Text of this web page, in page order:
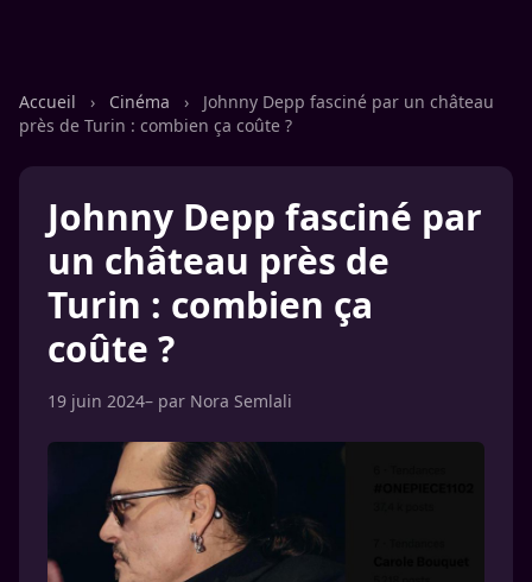
Accueil › Cinéma ›
Johnny Depp fasciné par un château
près de Turin : combien ça coûte ?
Johnny Depp fasciné par
un château près de
Turin : combien ça
coûte ?
19 juin 2024– par Nora Semlali